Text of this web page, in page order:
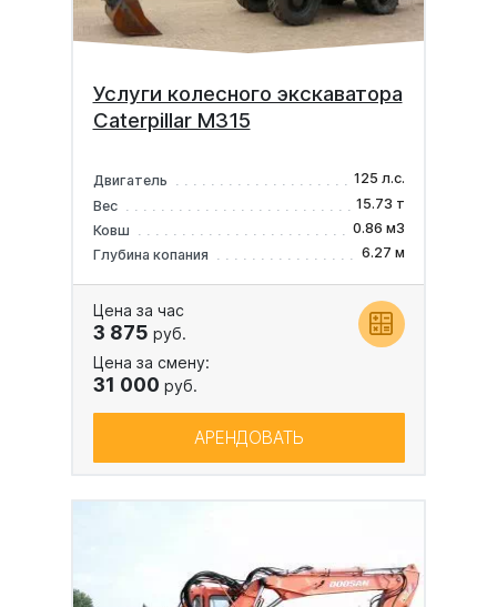
Услуги колесного экскаватора
Caterpillar M315
Двигатель
125 л.с.
Вес
15.73 т
Ковш
0.86 м3
Глубина копания
6.27 м
Цена за час
3 875 руб.
Цена за смену:
31 000 руб.
АРЕНДОВАТЬ